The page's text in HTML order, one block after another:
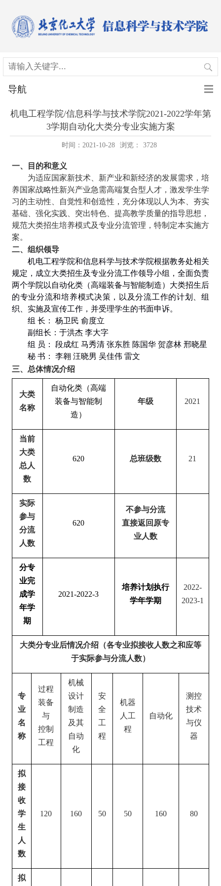
导航
机电工程学院/信息科学与技术学院2021-2022学年第
3学期自动化大类分专业实施方案
时间：2021-10-28 浏览： 3728
一、目的和意义
为适应国家新技术、新产业和新经济的发展需求，培
养国家战略性新兴产业急需高端复合型人才，激发学生学
习的主动性、自觉性和创造性，充分体现以人为本、夯实
基础、强化实践、突出特色、提高教学质量的指导思想，
规范大类招生培养模式及专业分流管理，特制定本实施方
案。
二、组织领导
机电工程学院和信息科学与技术学院根据教务处相关
规定，成立大类招生及专业分流工作领导小组，全面负责
两个学院以自动化类（高端装备与智能制造）大类招生后
的专业分流和培养模式决策，以及分流工作的计划、组
织、实施及宣传工作，并受理学生的书面申诉。
组 长： 杨卫民 俞度立
副组长：于洪杰 李大字
组 员： 段成红 马秀清 张东胜 陈国华 贺彦林 邢晓星
秘 书： 李翱 汪晓男 吴佳伟 雷文
三、总体情况介绍
大类
名称
自动化类（高端
装备与智能制
造）
年级 2021
当前
大类
总人
数
620 总班级数 21
实际
参与
分流
人数
620
不参与分流
直接返回原专
业人数
分专
业完
成学
年学
期
2021-2022-3
培养计划执行
学年学期
2022-
2023-1
大类分专业后情况介绍（各专业拟接收人数之和应等
于实际参与分流人数）
专
业
名
称
过程
装备
与
控制
工程
机械
设计
制造
及其
自动
化
安
全
工
程
机器
人工
程
自动化
测控
技术
与仪
器
拟
接
收
学
生
人
数
120 160 50 50 160 80
拟